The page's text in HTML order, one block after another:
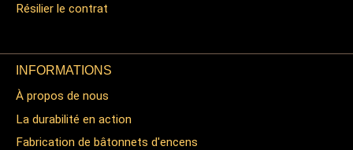
Résilier le contrat
INFORMATIONS
À propos de nous
La durabilité en action
Fabrication de bâtonnets d'encens